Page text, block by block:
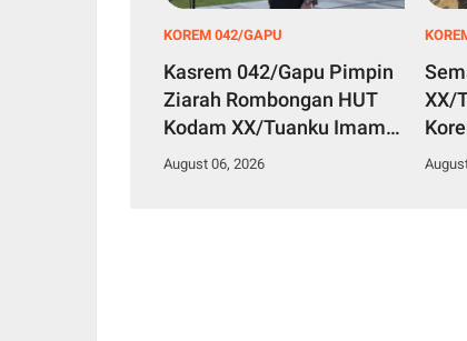
KOREM 042/GAPU
Kasrem 042/Gapu Pimpin
Ziarah Rombongan HUT
Kodam XX/Tuanku Imam
Bonjol di TMP Satria
August 06, 2026
XX/